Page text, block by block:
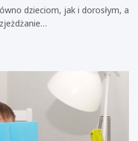
dzieciom, jak i dorosłym, a